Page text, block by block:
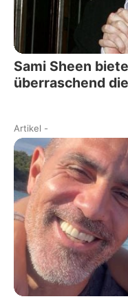
Sami Sheen
überraschend
Artikel -